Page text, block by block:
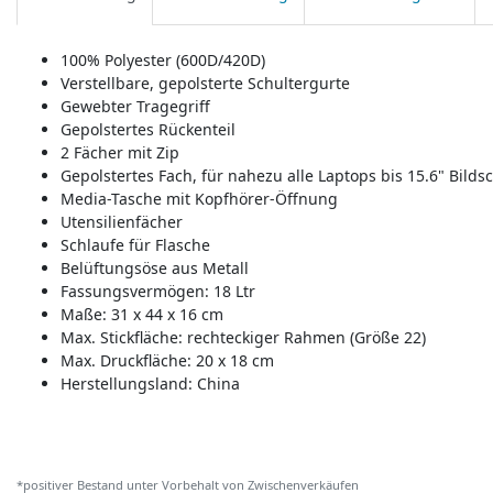
100% Polyester (600D/420D)
Verstellbare, gepolsterte Schultergurte
Gewebter Tragegriff
Gepolstertes Rückenteil
2 Fächer mit Zip
Gepolstertes Fach, für nahezu alle Laptops bis 15.6"
Media-Tasche mit Kopfhörer-Öffnung
Utensilienfächer
Schlaufe für Flasche
Belüftungsöse aus Metall
Fassungsvermögen: 18 Ltr
Maße: 31 x 44 x 16 cm
Max. Stickfläche: rechteckiger Rahmen (Größe 22)
Max. Druckfläche: 20 x 18 cm
Herstellungsland: China
*positiver Bestand unter Vorbehalt von Zwischenverkäufen